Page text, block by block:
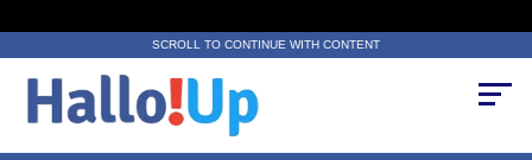
SCROLL TO CONTINUE WITH CONTENT